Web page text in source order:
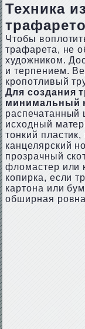
Техника
Чтобы
трафарета, не
художником.
и терпением.
кропотливый
Для создания
минимальный
распечатанный
исходный
тонкий
канцелярский
прозрачный
фломастер или
копирка, если
картона или
обширная